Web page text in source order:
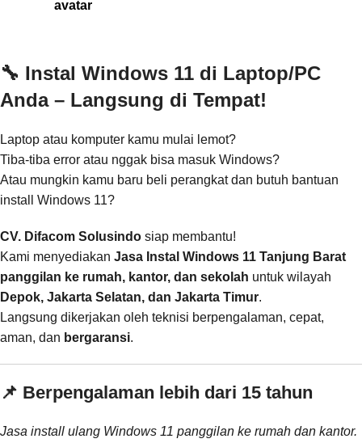
🔧 Instal Windows 11 di Laptop/PC
Anda – Langsung di Tempat!
Laptop atau komputer kamu mulai lemot?
Tiba-tiba error atau nggak bisa masuk Windows?
Atau mungkin kamu baru beli perangkat dan butuh bantuan
install Windows 11?
CV. Difacom Solusindo siap membantu!
Kami menyediakan Jasa Instal Windows 11 Tanjung Barat
panggilan ke rumah, kantor, dan sekolah untuk wilayah
Depok, Jakarta Selatan, dan Jakarta Timur.
Langsung dikerjakan oleh teknisi berpengalaman, cepat,
aman, dan bergaransi.
📌 Berpengalaman lebih dari 15 tahun
Jasa install ulang Windows 11 panggilan ke rumah dan kantor.